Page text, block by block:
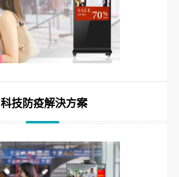
科技防疫解決方案